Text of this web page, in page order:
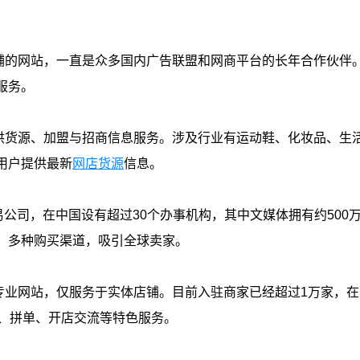
站，一直是众多国内广告联盟和网商平台的长年合作伙伴
。
货源、加盟与招商信息服务。涉及行业有运动鞋、化妆品、生
户提供最新网店货源信息。
，在中国设有超过30个办事机构，其中文媒体拥有约500
种购买渠道，吸引全球卖家。
站，仅服务于实体店铺。目前入驻商家已经超过1万家，在
单、开店交流等特色服务。